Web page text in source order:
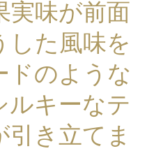
実味が前面
した風味を
ドのような
ルキーなテ
引き立てま